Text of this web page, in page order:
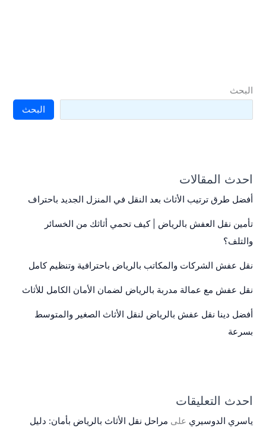
البحث
البحث
احدث المقالات
أفضل طرق ترتيب الأثاث بعد النقل في المنزل الجديد باحتراف
تأمين نقل العفش بالرياض | كيف تحمي أثاثك من الخسائر
والتلف؟
نقل عفش الشركات والمكاتب بالرياض باحترافية وتنظيم كامل
نقل عفش مع عمالة مدربة بالرياض لضمان الأمان الكامل للأثاث
أفضل دينا نقل عفش بالرياض لنقل الأثاث الصغير والمتوسط
بسرعة
احدث التعليقات
ياسري الدوسيري على مراحل نقل الأثاث بالرياض بأمان: دليل